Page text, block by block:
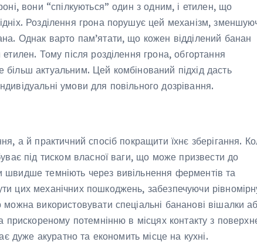
вони “спілкуються” один з одним, і етилен, що
Розділення грона порушує цей механізм,
Однак варто пам’ятати, що кожен відділений банан
Тому після розділення грона, обгортання
актуальним. Цей комбінований підхід дасть
умови для повільного дозрівання.
а й практичний спосіб покращити їхнє зберігання.
під тиском власної ваги, що може призвести до
темніють через вивільнення ферментів та
цих механічних пошкоджень, забезпечуючи
використовувати спеціальні бананові вішалки
прискореному потемнінню в місцях контакту з
дуже акуратно та економить місце на кухні.